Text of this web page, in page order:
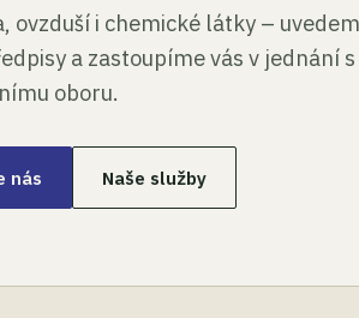
ovzduší i chemické látky –
a zastoupíme vás v jednání
oboru.
nás Naše služby